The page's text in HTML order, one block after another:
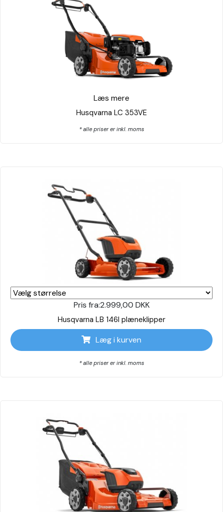
Husqvarna LC 353VE
Læs mere
* alle priser er inkl. moms
Husqvarna LB 146I plæneklipper
Pris fra:2.999,00 DKK
Læg i kurven
* alle priser er inkl. moms